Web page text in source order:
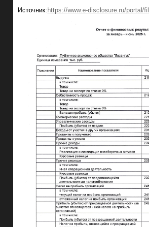
Источник: https://www.e-disclosure.ru/portal/